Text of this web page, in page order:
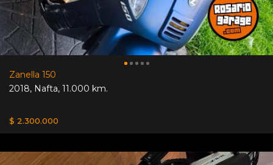
Zanella 150
2018, Nafta, 11.000 km.
$ 2.300.000